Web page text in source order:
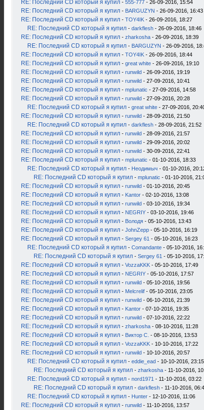
RE: Последний CD который я купил - 555-777 - 26-09-2016, 15:54
RE: Последний CD который я купил - BARGUZYN - 26-09-2016, 16:43
RE: Последний CD который я купил - TOY4IK - 26-09-2016, 18:27
RE: Последний CD который я купил - darkflesh - 26-09-2016, 18:46
RE: Последний CD который я купил - zharkosha - 26-09-2016, 18:39
RE: Последний CD который я купил - BARGUZYN - 26-09-2016,
RE: Последний CD который я купил - TOY4IK - 26-09-2016, 18:44
RE: Последний CD который я купил - great white - 26-09-2016, 19:10
RE: Последний CD который я купил - runwild - 26-09-2016, 19:19
RE: Последний CD который я купил - runwild - 27-09-2016, 10:41
RE: Последний CD который я купил - mplunatic - 27-09-2016, 14:58
RE: Последний CD который я купил - runwild - 27-09-2016, 20:28
RE: Последний CD который я купил - great white - 27-09-2016,
RE: Последний CD который я купил - runwild - 28-09-2016, 21:50
RE: Последний CD который я купил - darkflesh - 28-09-2016, 21:52
RE: Последний CD который я купил - runwild - 28-09-2016, 21:57
RE: Последний CD который я купил - runwild - 29-09-2016, 20:02
RE: Последний CD который я купил - runwild - 30-09-2016, 22:41
RE: Последний CD который я купил - mplunatic - 01-10-2016, 18:33
RE: Последний CD который я купил - Неодимыч - 01-10-2016,
RE: Последний CD который я купил - mplunatic - 01-10-2016,
RE: Последний CD который я купил - runwild - 01-10-2016, 20:45
RE: Последний CD который я купил - Kantor - 02-10-2016, 13:08
RE: Последний CD который я купил - runwild - 03-10-2016, 19:34
RE: Последний CD который я купил - NEGRIY - 03-10-2016, 19:46
RE: Последний CD который я купил - Володя - 05-10-2016, 13:43
RE: Последний CD который я купил - JohnZepp - 05-10-2016, 16:19
RE: Последний CD который я купил - Sergey 61 - 05-10-2016, 16:23
RE: Последний CD который я купил - Comandante - 05-10-2016,
RE: Последний CD который я купил - Sergey 61 - 05-10-2016,
RE: Последний CD который я купил - VozzaKKK - 05-10-2016, 17:49
RE: Последний CD который я купил - NEGRIY - 05-10-2016, 17:57
RE: Последний CD который я купил - runwild - 05-10-2016, 19:56
RE: Последний CD который я купил - Melcrelif - 05-10-2016, 23:05
RE: Последний CD который я купил - runwild - 06-10-2016, 21:39
RE: Последний CD который я купил - Kantor - 07-10-2016, 19:35
RE: Последний CD который я купил - runwild - 07-10-2016, 22:22
RE: Последний CD который я купил - zharkosha - 08-10-2016, 11:28
RE: Последний CD который я купил - Виктор С. - 08-10-2016, 13:53
RE: Последний CD который я купил - VozzaKKK - 10-10-2016, 17:22
RE: Последний CD который я купил - runwild - 10-10-2016, 20:57
RE: Последний CD который я купил - eddie_ead - 10-10-2016, 23:15
RE: Последний CD который я купил - zharkosha - 11-10-2016,
RE: Последний CD который я купил - nord1971 - 11-10-2016, 03:22
RE: Последний CD который я купил - darkflesh - 11-10-2016,
RE: Последний CD который я купил - Hunter - 12-10-2016, 11:06
RE: Последний CD который я купил - runwild - 11-10-2016, 13:57